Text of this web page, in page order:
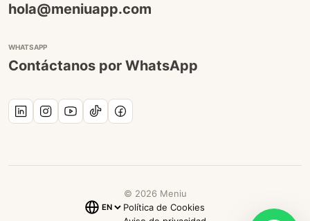
hola@meniuapp.com
WHATSAPP
Contáctanos por WhatsApp
© 2026 Meniu
Política de Cookies